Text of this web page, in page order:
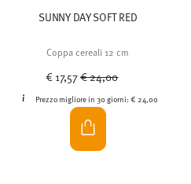
SUNNY DAY SOFT RED
Coppa cereali 12 cm
€ 17,57Price reduced from
€ 24,00
Prezzo migliore in 30 giorni: € 24,00